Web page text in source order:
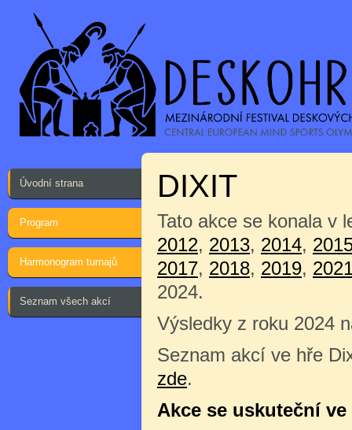
Úvodní strana
Program
Harmonogram turnajů
Seznam všech akcí
DIXIT
Tato akce se konala v
2012, 2013, 2014,
2017, 2018, 2019,
2024.
Výsledky z roku 2024
Seznam akcí ve hře
zde.
Akce se uskuteční ve